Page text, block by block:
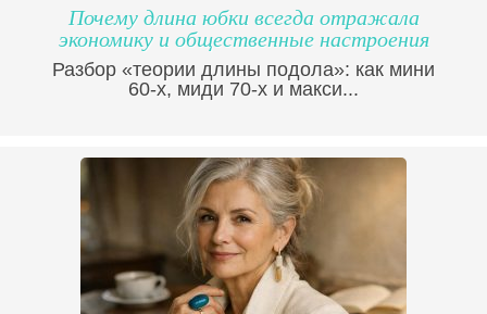
Почему длина юбки всегда отражала
экономику и общественные настроения
Разбор «теории длины подола»: как мини
60-х, миди 70-х и макси...